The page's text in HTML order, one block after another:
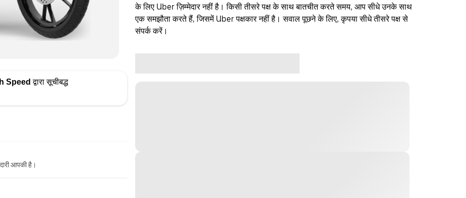
Speed द्वारा सूचीबद्ध
आपकी है।
के लिए Uber ज़िम्मेदार नहीं है। किसी तीसरे पक्ष के साथ बातचीत करते समय, आप सीधे उनके साथ
एक समझौता करते हैं, जिसमें Uber पक्षकार नहीं है। सवाल पूछने के लिए, कृपया सीधे तीसरे पक्ष से
संपर्क करें।